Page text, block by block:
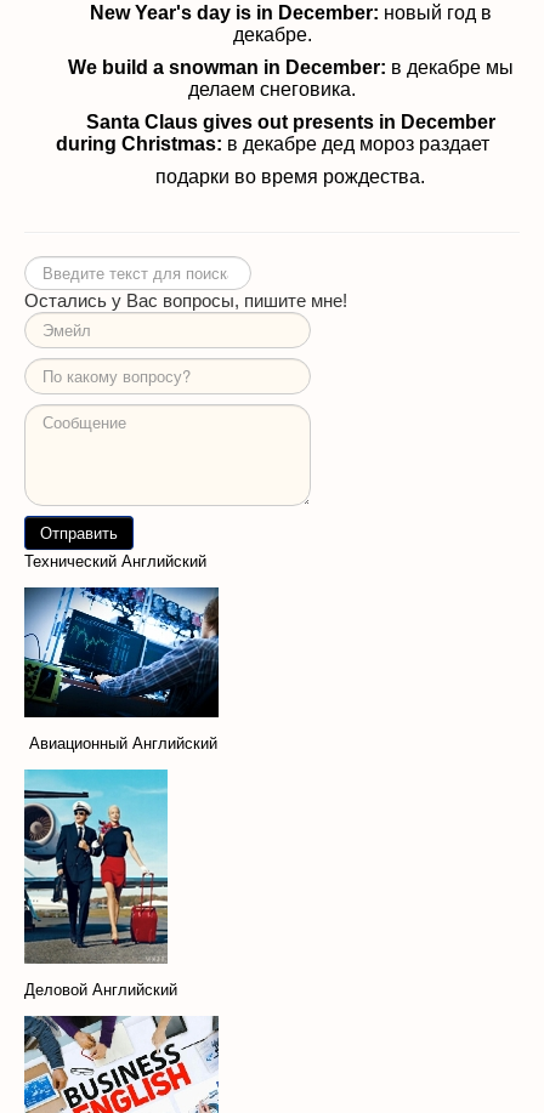
New Year's day is in December: новый год в
декабре.
We build a snowman in December: в декабре мы
делаем снеговика.
Santa Claus gives out presents in December
during Christmas: в декабредед мороз раздает
подарки во время рождества.
Искать...
Остались у Вас вопросы, пишите мне!
Технический Английский
Авиационный Английский
Деловой Английский